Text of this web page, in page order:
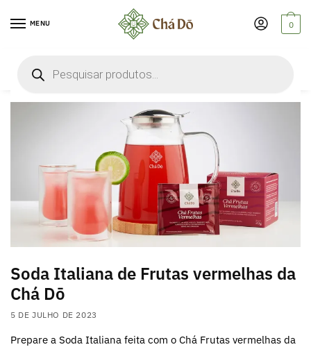
MENU
produtos
0
infusor
Soda Italiana de Frutas vermelhas da
Chá Dō
5 DE JULHO DE 2023
Prepare a Soda Italiana feita com o Chá Frutas vermelhas da